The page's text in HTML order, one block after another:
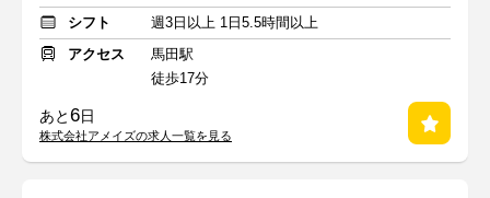
シフト
週3日以上 1日5.5時間以上
アクセス
馬田駅
徒歩17分
あと6日
株式会社アメイズの求人一覧を見る